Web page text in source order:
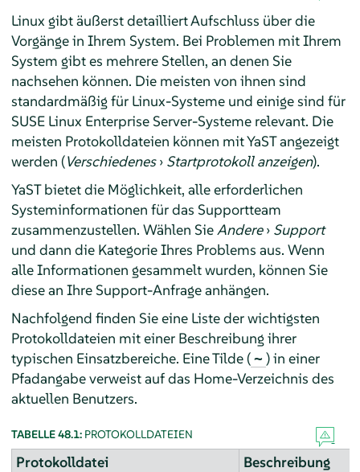
Linux gibt äußerst detailliert Aufschluss über die
Vorgänge in Ihrem System. Bei Problemen mit Ihrem
System gibt es mehrere Stellen, an denen Sie
nachsehen können. Die meisten von ihnen sind
standardmäßig für Linux-Systeme und einige sind für
SUSE Linux Enterprise Server-Systeme relevant. Die
meisten Protokolldateien können mit YaST angezeigt
werden (Verschiedenes› Startprotokoll anzeigen).
YaST bietet die Möglichkeit, alle erforderlichen
Systeminformationen für das Supportteam
zusammenzustellen. Wählen Sie Andere› Support
und dann die Kategorie Ihres Problems aus. Wenn
alle Informationen gesammelt wurden, können Sie
diese an Ihre Support-Anfrage anhängen.
Nachfolgend finden Sie eine Liste der wichtigsten
Protokolldateien mit einer Beschreibung ihrer
typischen Einsatzbereiche. Eine Tilde ( ~ ) in einer
Pfadangabe verweist auf das Home-Verzeichnis des
aktuellen Benutzers.
TABELLE 48.1: PROTOKOLLDATEIEN
Protokolldatei Beschreibung